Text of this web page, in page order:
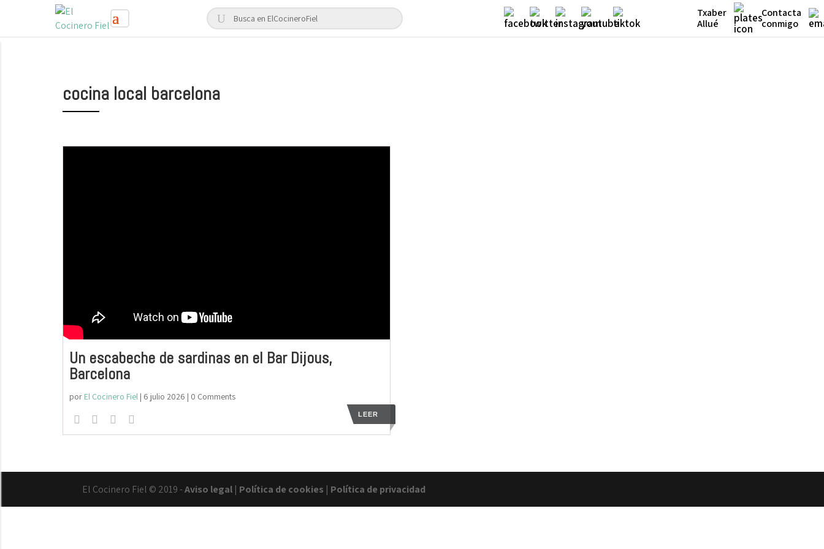
Txaber
Allué
Contacta
conmigo
cocina local barcelona
Un escabeche de sardinas en el Bar Dijous,
Barcelona
por El Cocinero Fiel| 6 julio 2026 | 0 Comments
LEER
El Cocinero Fiel © 2019 -Aviso legal | Política de cookies | Política de privacidad